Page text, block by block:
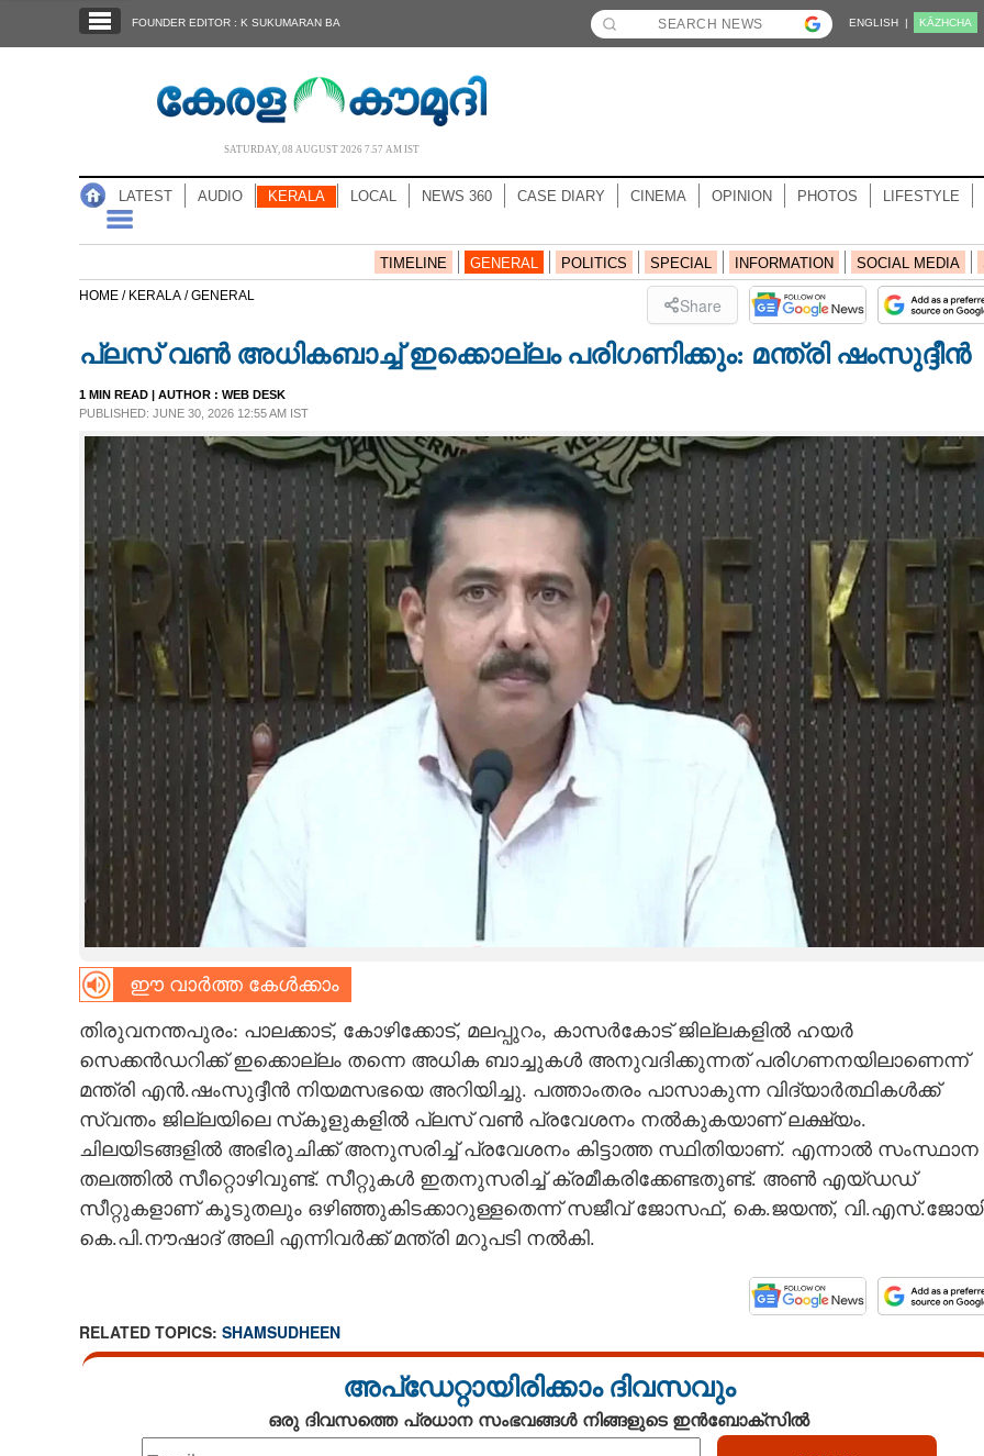
NOTIFIED NEWS
CASE DIARY
LIFESTYLE
SPIRITUAL
CARTOONS
LITERATURE
CONTACT US
FOUNDER EDITOR : K SUKUMARAN BA ENGLISH | KĀZHCHA
SATURDAY, 08 AUGUST 2026 7.57 AM IST
LATEST AUDIO KERALA LOCAL NEWS 360 CASE DIARY CINEMA OPINION PHOTOS LIFESTYLE
TIMELINE GENERAL POLITICS SPECIAL INFORMATION SOCIAL MEDIA
HOME / KERALA /GENERAL Share
പ്ലസ് വൺ അധികബാച്ച് ഇക്കൊല്ലം പരിഗണിക്കും: മന്ത്രി ഷംസുദ്ദീൻ
1 MIN READ | AUTHOR : WEB DESK
PUBLISHED: JUNE 30, 2026 12:55 AM IST
ഈ വാർത്ത കേൾക്കാം
തിരുവനന്തപുരം: പാലക്കാട്, കോഴിക്കോട്, മലപ്പുറം, കാസർകോട് ജില്ലകളിൽ ഹയർ
സെക്കൻഡറിക്ക് ഇക്കൊല്ലം തന്നെ അധിക ബാച്ചുകൾ അനുവദിക്കുന്നത് പരിഗണനയിലാണെന്ന്
മന്ത്രി എൻ.ഷംസുദ്ദീൻ നിയമസഭയെ അറിയിച്ചു. പത്താംതരം പാസാകുന്ന വിദ്യാർത്ഥികൾക്ക്
സ്വന്തം ജില്ലയിലെ സ്‌കൂളുകളിൽ പ്ലസ് വൺ പ്രവേശനം നൽകുകയാണ് ലക്ഷ്യം.
ചിലയിടങ്ങളിൽ അഭിരുചിക്ക് അനുസരിച്ച് പ്രവേശനം കിട്ടാത്ത സ്ഥിതിയാണ്. എന്നാൽ സംസ്ഥാന
തലത്തിൽ സീറ്റൊഴിവുണ്ട്. സീറ്റുകൾ ഇതനുസരിച്ച് ക്രമീകരിക്കേണ്ടതുണ്ട്. അൺ എയ്ഡഡ്
സീറ്റുകളാണ് കൂടുതലും ഒഴിഞ്ഞുകിടക്കാറുള്ളതെന്ന് സജീവ് ജോസഫ്, കെ.ജയന്ത്,
കെ.പി.നൗഷാദ് അലി എന്നിവർക്ക് മന്ത്രി മറുപടി നൽകി.
RELATED TOPICS: SHAMSUDHEEN
അപ്ഡേറ്റായിരിക്കാം ദിവസവും
ഒരു ദിവസത്തെ പ്രധാന സംഭവങ്ങൾ നിങ്ങളുടെ ഇൻബോക്സിൽ